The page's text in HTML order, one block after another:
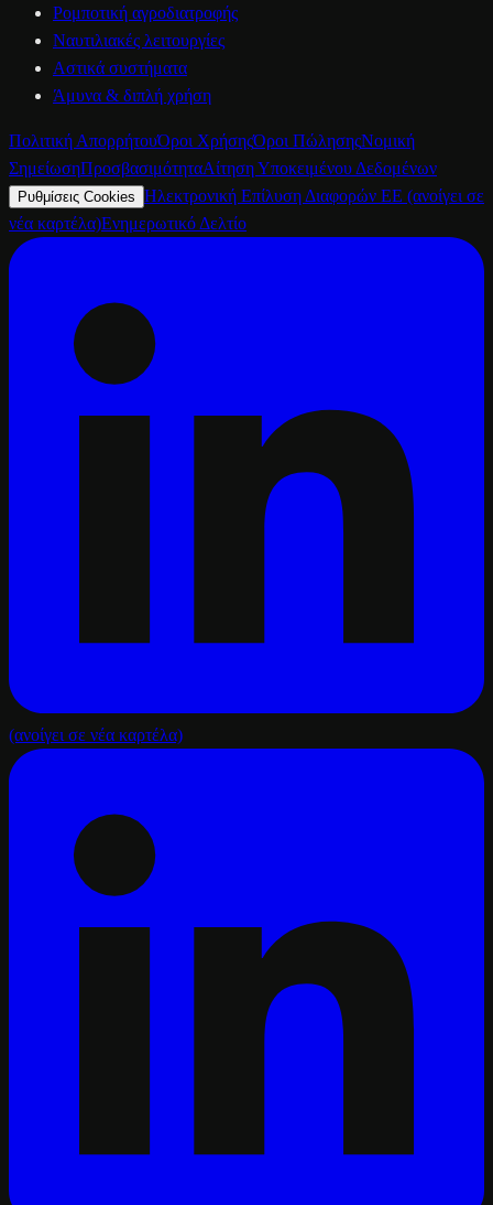
Ρομποτική αγροδιατροφής
Ναυτιλιακές λειτουργίες
Αστικά συστήματα
Άμυνα & διπλή χρήση
Πολιτική ΑπορρήτουΌροι ΧρήσηςΌροι ΠώλησηςΝομική
ΣημείωσηΠροσβασιμότηταΑίτηση Υποκειμένου Δεδομένων
Ρυθμίσεις Cookies Ηλεκτρονική Επίλυση Διαφορών ΕΕ (ανοίγει σε
νέα καρτέλα)Ενημερωτικό Δελτίο
(ανοίγει σε νέα καρτέλα)